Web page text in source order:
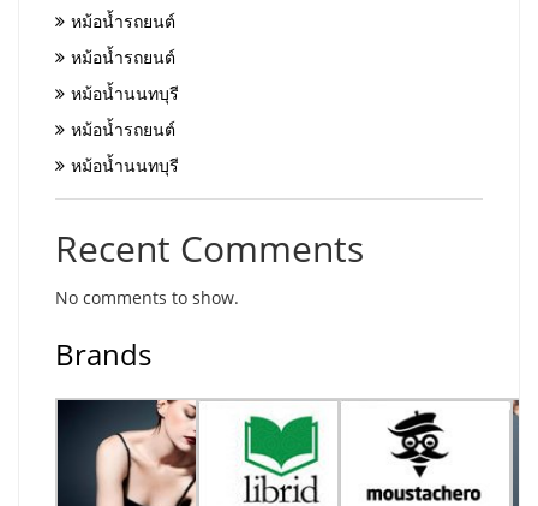
หม้อน้ำรถยนต์
หม้อน้ำรถยนต์
หม้อน้ำนนทบุรี
หม้อน้ำรถยนต์
หม้อน้ำนนทบุรี
Recent Comments
No comments to show.
Brands